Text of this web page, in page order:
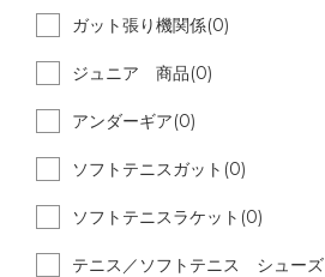
ガット張り機関係(0)
ジュニア 商品(0)
アンダーギア(0)
ソフトテニスガット(0)
ソフトテニスラケット(0)
テニス／ソフトテニス シューズ